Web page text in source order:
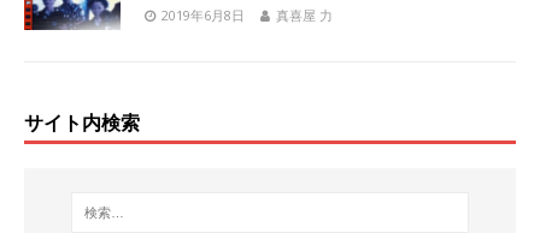
2019年6月8日 真喜屋 力
サイト内検索